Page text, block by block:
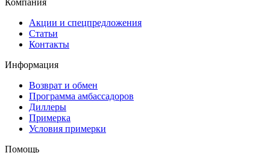
Компания
Акции и спецпредложения
Статьи
Контакты
Информация
Возврат и обмен
Программа амбассадоров
Диллеры
Примерка
Условия примерки
Помощь